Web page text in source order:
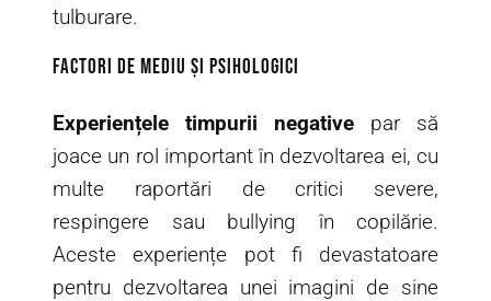
tulburare.
Factori de Mediu și Psihologici
Experiențele timpurii negative par să
joace un rol important în dezvoltarea ei, cu
multe raportări de critici severe,
respingere sau bullying în copilărie.
Aceste experiențe pot fi devastatoare
pentru dezvoltarea unei imagini de sine